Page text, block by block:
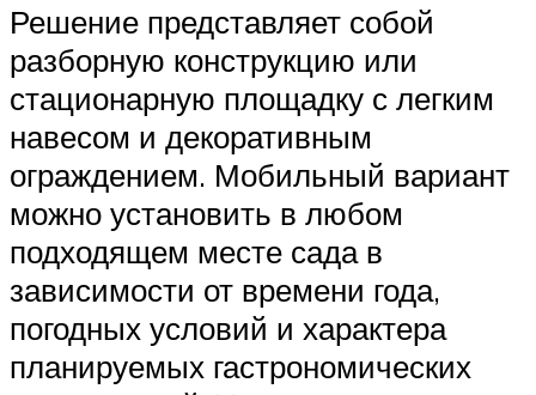
Решение представляет собой
разборную конструкцию или
стационарную площадку с легким
навесом и декоративным
ограждением. Мобильный вариант
можно установить в любом
подходящем месте сада в
зависимости от времени года,
погодных условий и характера
планируемых гастрономических